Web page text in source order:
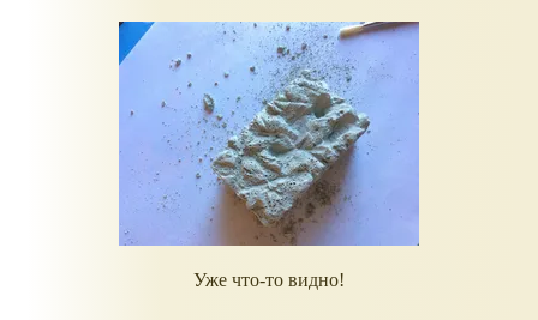
Уже что-то видно!